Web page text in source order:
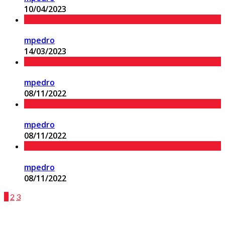
10/04/2023
mpedro
14/03/2023
mpedro
08/11/2022
mpedro
08/11/2022
mpedro
08/11/2022
2 3